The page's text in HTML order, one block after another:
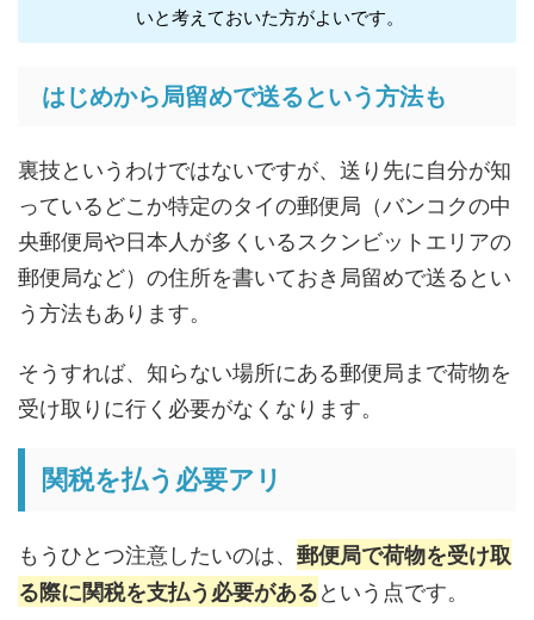
いと考えておいた方がよいです。
はじめから局留めで送るという方法も
裏技というわけではないですが、送り先に自分が知
っているどこか特定のタイの郵便局（バンコクの中
央郵便局や日本人が多くいるスクンビットエリアの
郵便局など）の住所を書いておき局留めで送るとい
う方法もあります。
そうすれば、知らない場所にある郵便局まで荷物を
受け取りに行く必要がなくなります。
関税を払う必要アリ
もうひとつ注意したいのは、 郵便局で荷物を受け取
る際に関税を支払う必要があるという点です。